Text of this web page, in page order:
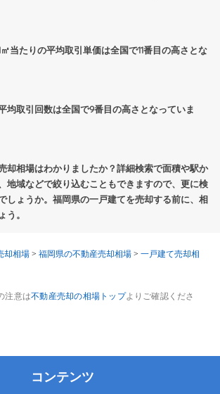
当たりの平均取引単価は全国で11番目の高さとな
均取引回数は全国で9番目の高さとなっていま
却相場はわかりましたか？詳細検索で面積や駅か
地域などで絞り込むこともできますので、更に検
しょうか。福岡県の一戸建てを売却する前に、相
う。
却相場 > 福岡県の不動産売却相場 > 一戸建て売却相
注意は不動産売却の相場トップよりご確認くださ
コンテンツ